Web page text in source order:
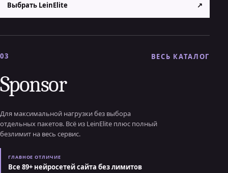
Выбрать LeinElite ↗
03 ВЕСЬ КАТАЛОГ
Sponsor
Для максимальной нагрузки без выбора
отдельных пакетов. Всё из LeinElite плюс полный
безлимит на весь сервис.
ГЛАВНОЕ ОТЛИЧИЕ
Все 89+ нейросетей сайта без лимитов